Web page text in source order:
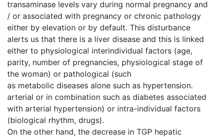
transaminase levels vary during normal pregnancy and
/ or associated with pregnancy or chronic pathology
either by elevation or by default. This disturbance
alerts us that there is a liver disease and this is linked
either to physiological interindividual factors (age,
parity, number of pregnancies, physiological stage of
the woman) or pathological (such
as metabolic diseases alone such as hypertension.
arterial or in combination such as diabetes associated
with arterial hypertension) or intra-individual factors
(biological rhythm, drugs).
On the other hand, the decrease in TGP hepatic